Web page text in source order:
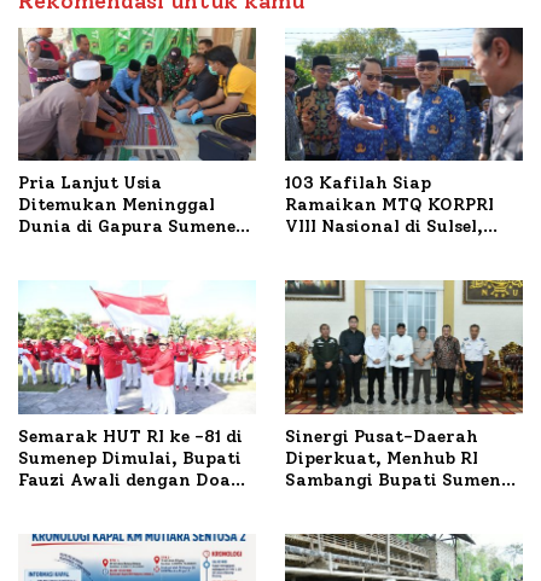
Pria Lanjut Usia
Ditemukan Meninggal
Dunia di Gapura Sumenep,
103 Kafilah Siap
Ramaikan MTQ KORPRI
VIII Nasional di Sulsel,
Semarak HUT RI ke -81 di
Sumenep Dimulai, Bupati
Fauzi Awali dengan Doa
Sinergi Pusat-Daerah
Diperkuat, Menhub RI
Sambangi Bupati Sumenep